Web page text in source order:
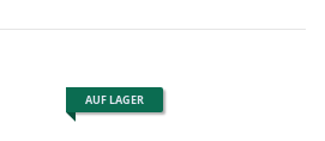
AUF LAGER